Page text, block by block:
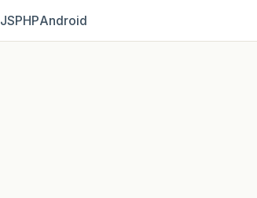
JSPHPAndroid